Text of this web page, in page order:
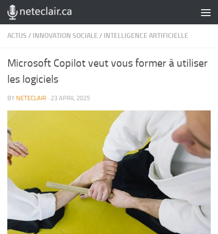
Skip to content
ACTUS / INNOVATION SOCIALE / INTELLIGENCE ARTIFICIELLE
Microsoft Copilot veut vous former à utiliser
les logiciels
BY NETECLAIR · 23 APRIL 2025